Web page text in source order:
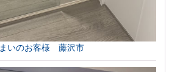
いのお客様 藤沢市